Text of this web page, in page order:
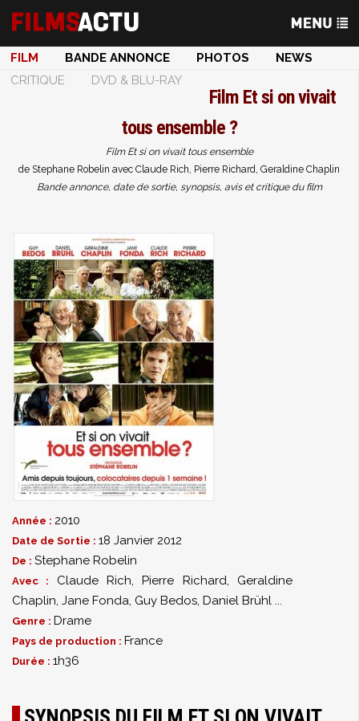
FILM BANDE ANNONCE PHOTOS
NEWS
CRITIQUE
DVD & BLU-RAY
Film Et si on vivait
tous ensemble ?
Film Et si on vivait tous ensemble
de Stephane Robelin avec Claude Rich, Pierre Richard, Geraldine Chaplin
Bande annonce, date de sortie, synopsis, avis et critique du film
Année : 2010
Date de Sortie : 18 Janvier 2012
De : Stephane Robelin
Avec : Claude Rich,Pierre Richard, Geraldine
Chaplin, Jane Fonda, Guy Bedos, Daniel Brühl ...
Genre : Drame
Pays de production : France
Durée : 1h36